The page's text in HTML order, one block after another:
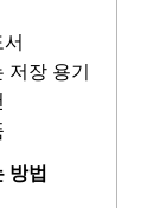
저장 용기
방법